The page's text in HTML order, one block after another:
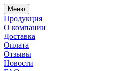
Меню
Продукция
О компании
Доставка
Оплата
Отзывы
Новости